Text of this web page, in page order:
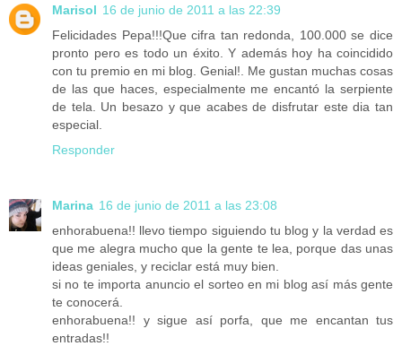
Marisol 16 de junio de 2011 a las 22:39
Felicidades Pepa!!!Que cifra tan redonda, 100.000 se dice
pronto pero es todo un éxito. Y además hoy ha coincidido
con tu premio en mi blog. Genial!. Me gustan muchas cosas
de las que haces, especialmente me encantó la serpiente
de tela. Un besazo y que acabes de disfrutar este dia tan
especial.
Responder
Marina 16 de junio de 2011 a las 23:08
enhorabuena!! llevo tiempo siguiendo tu blog y la verdad es
que me alegra mucho que la gente te lea, porque das unas
ideas geniales, y reciclar está muy bien.
si no te importa anuncio el sorteo en mi blog así más gente
te conocerá.
enhorabuena!! y sigue así porfa, que me encantan tus
entradas!!